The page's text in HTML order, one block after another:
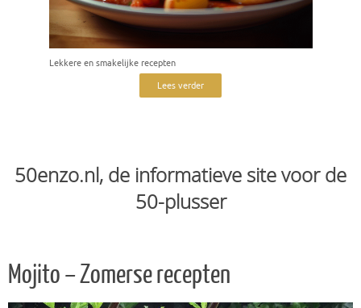
Lekkere en smakelijke recepten
Lees verder
50enzo.nl, de informatieve site voor de
50-plusser
Mojito – Zomerse recepten